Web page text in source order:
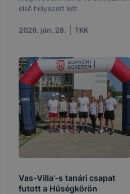
első helyezett lett
2026. jún. 28. TKK
Vas-Villa'-s tanári csapat
futott a Hűségkörön